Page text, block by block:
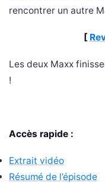
rencontrer un autre
[
Les deux Maxx
!
Accès rapide :
Extrait vidéo
Résumé de l’épisode